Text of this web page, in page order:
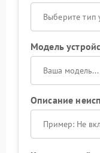
Выберите тип
Модель
Описание